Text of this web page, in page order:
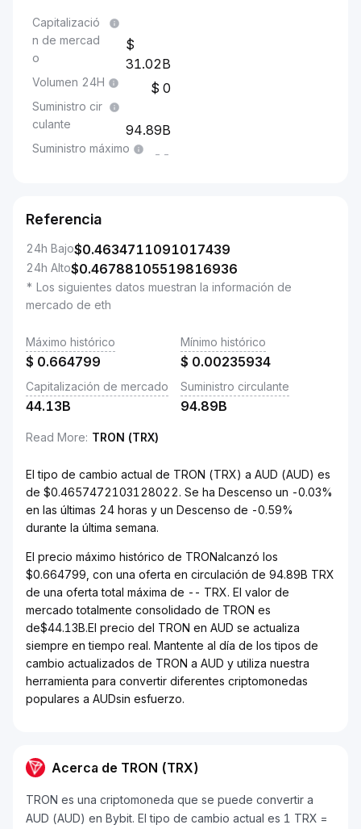
Capitalizació
n de mercad
o
31.02B
Volumen 24H 0
Suministro cir
culante
94.89B
Suministro máximo --
Referencia
24h Bajo$0.4634711091017439
24h Alto$0.46788105519816936
* Los siguientes datos muestran la información de
mercado de eth
Máximo histórico
$ 0.664799
Mínimo histórico
$ 0.00235934
Capitalización de mercado
44.13B
Suministro circulante
94.89B
Read More: TRON (TRX)
El tipo de cambio actual de TRON (TRX) a AUD (AUD) es
de $0.4657472103128022. Se ha Descenso un -0.03%
en las últimas 24 horas y un Descenso de -0.59%
durante la última semana.
El precio máximo histórico de TRONalcanzó los
$0.664799, con una oferta en circulación de 94.89B TRX
de una oferta total máxima de -- TRX. El valor de
mercado totalmente consolidado de TRON es
de$44.13B.El precio del TRON en AUD se actualiza
siempre en tiempo real. Mantente al día de los tipos de
cambio actualizados de TRON a AUD y utiliza nuestra
herramienta para convertir diferentes criptomonedas
populares a AUDsin esfuerzo.
Acerca de TRON (TRX)
TRON es una criptomoneda que se puede convertir a
AUD (AUD) en Bybit. El tipo de cambio actual es 1 TRX =